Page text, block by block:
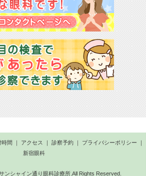
時間｜アクセス｜診察予約｜プライバシーポリシー｜
新宿眼科
ンシャイン通り眼科診療所.All Rights Reserved.